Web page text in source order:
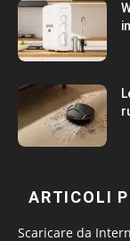
ARTICOLI
Scaricare da